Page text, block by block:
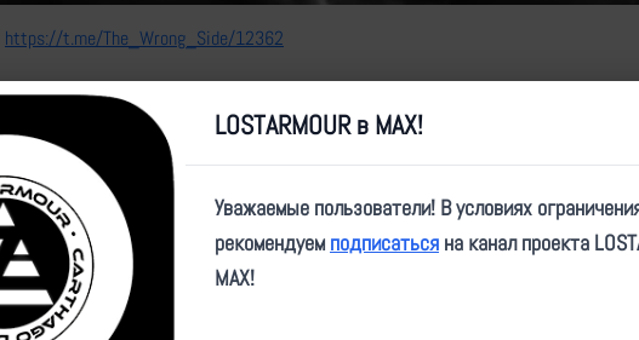
https://t.me/The_Wrong_Side/12362
LOSTARMOUR в MAX!
Уважаемые пользователи! В условиях
рекомендуем подписаться на канал проекта
MAX!